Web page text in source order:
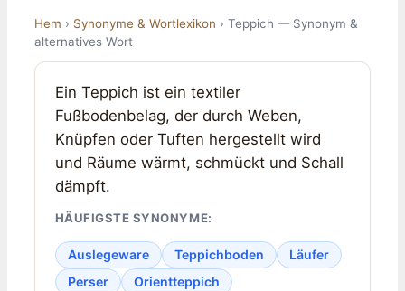
Hem › Synonyme & Wortlexikon › Teppich — Synonym &
alternatives Wort
Ein Teppich ist ein textiler
Fußbodenbelag, der durch Weben,
Knüpfen oder Tuften hergestellt wird
und Räume wärmt, schmückt und Schall
dämpft.
HÄUFIGSTE SYNONYME:
Auslegeware Teppichboden
Läufer
Perser
Orientteppich